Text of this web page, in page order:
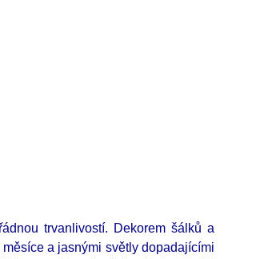
trvanlivostí. Dekorem šálků a
a jasnými světly dopadajícími